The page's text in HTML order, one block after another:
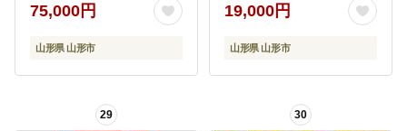
75,000円
山形県 山形市
19,000円
山形県 山形市
29 30